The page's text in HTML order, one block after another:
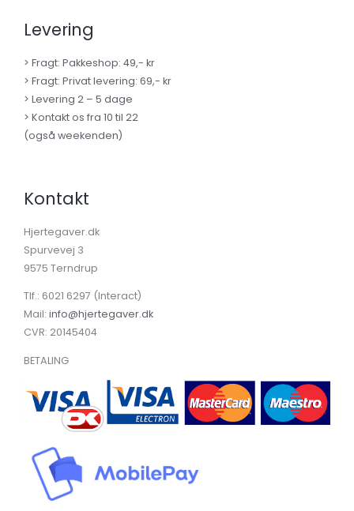
Levering
> Fragt: Pakkeshop: 49,- kr
> Fragt: Privat levering: 69,- kr
> Levering 2 – 5 dage
> Kontakt os fra 10 til 22
(også weekenden)
Kontakt
Hjertegaver.dk
Spurvevej 3
9575 Terndrup
Tlf.: 6021 6297 (Interact)
Mail: info@hjertegaver.dk
CVR: 20145404
BETALING